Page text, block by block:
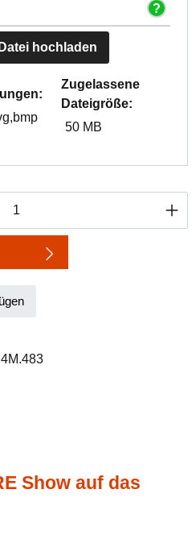
Datei hochladen
Zugelassene
Dateigröße:
50 MB
den gewünschten
Show auf das